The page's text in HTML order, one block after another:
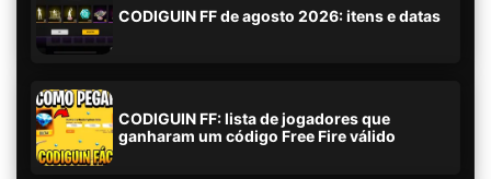
CODIGUIN FF de agosto 2026: itens e datas
CODIGUIN FF: lista de jogadores que
ganharam um código Free Fire válido